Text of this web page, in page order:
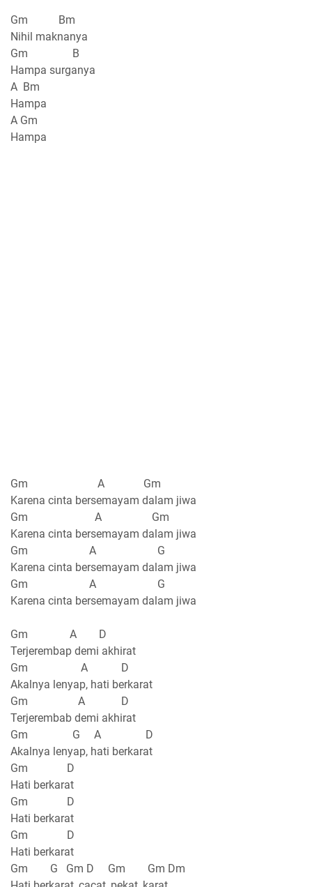
Gm Bm
Nihil maknanya
Gm B
Hampa surganya
A Bm
Hampa
A Gm
Hampa
Gm A Gm
Karena cinta bersemayam dalam jiwa
Gm A Gm
Karena cinta bersemayam dalam jiwa
Gm A G
Karena cinta bersemayam dalam jiwa
Gm A G
Karena cinta bersemayam dalam jiwa
Gm A D
Terjerembap demi akhirat
Gm A D
Akalnya lenyap, hati berkarat
Gm A D
Terjerembab demi akhirat
Gm G A D
Akalnya lenyap, hati berkarat
Gm D
Hati berkarat
Gm D
Hati berkarat
Gm D
Hati berkarat
Gm G Gm D Gm Gm Dm